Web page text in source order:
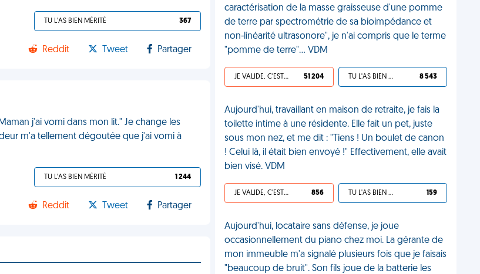
TU L'AS BIEN MÉRITÉ 367
Reddit Tweet Partager
j'ai vomi dans mon lit." Je change les
m'a tellement dégoutée que j'ai vomi à
TU L'AS BIEN MÉRITÉ 1 244
Reddit Tweet Partager
caractérisation de la masse graisseuse d'une pomme
de terre par spectrométrie de sa bioimpédance et
non-linéarité ultrasonore", je n'ai compris que le terme
"pomme de terre"... VDM
JE VALIDE, C'EST UNE VDM 51 204 TU L'AS BIEN MÉRITÉ 8 543
Aujourd'hui, travaillant en maison de retraite, je fais la
toilette intime à une résidente. Elle fait un pet, juste
sous mon nez, et me dit : "Tiens ! Un boulet de canon
! Celui là, il était bien envoyé !" Effectivement, elle avait
bien visé. VDM
JE VALIDE, C'EST UNE VDM 856 TU L'AS BIEN MÉRITÉ 159
Aujourd'hui, locataire sans défense, je joue
occasionnellement du piano chez moi. La gérante de
mon immeuble m'a signalé plusieurs fois que je faisais
"beaucoup de bruit". Son fils joue de la batterie les